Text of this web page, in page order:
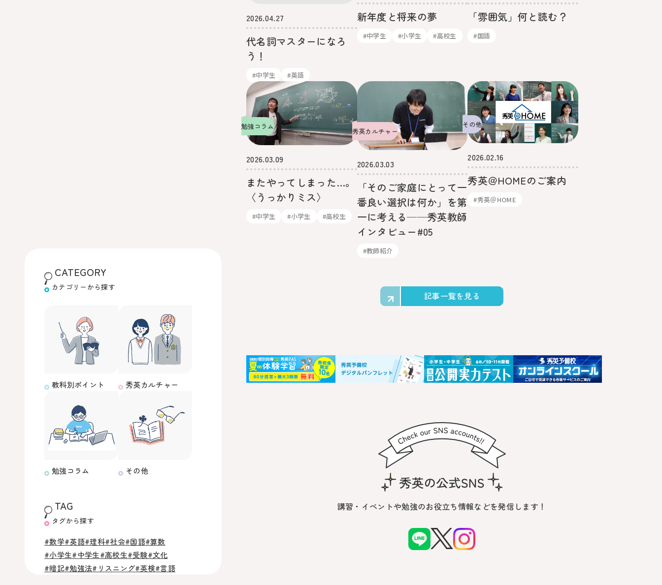
CATEGORY
カテゴリーから探す
教科別ポイント 秀英カルチャー
勉強コラム その他
TAG
タグから探す
#数学#英語#理科#社会#国語#算数
#小学生#中学生#高校生#受験#文化
#暗記#勉強法#リスニング#英検#言語
2026.04.27
代名詞マスターになろ
う！
#中学生 #英語
新年度と将来の夢
#中学生 #小学生 #高校生
「雰囲気」何と読む？
#国語
勉強コラム
2026.03.09
またやってしまった…。
〈うっかりミス〉
#中学生 #小学生 #高校生
秀英カルチャー
2026.03.03
「そのご家庭にとって一
番良い選択は何か」を第
一に考える──秀英教師
インタビュー#05
#教師紹介
その他
2026.02.16
秀英＠HOMEのご案内
#秀英＠HOME
記事一覧を見る
講習・イベントや勉強のお役立ち情報などを発信します！